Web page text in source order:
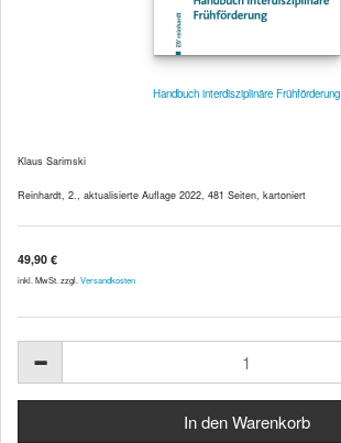
Handbuch interdisziplinäre Frühförderung
Klaus Sarimski
Reinhardt, 2., aktualisierte Auflage 2022, 481 Seiten, kartoniert
49,90 €
inkl. MwSt. zzgl. Versandkosten